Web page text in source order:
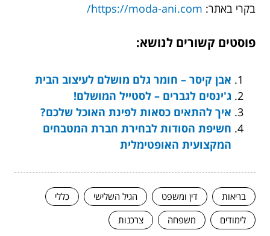
בקרי באתר: https://moda-ani.com/
פוסטים קשורים לנושא:
אבן קיסר – חומר גלם מושלם לעיצוב הבית
ג'ינסים לגברים – לסטייל המושלם!
איך להתאים כסאות לפינת האוכל שלכם?
חשיפת הסודות לבחירת חברת המטבחים
המקצועית האופטימלית
בריאות דין ומשפט הגיל השלישי
כללי
לימודים
משפחה צרכנות